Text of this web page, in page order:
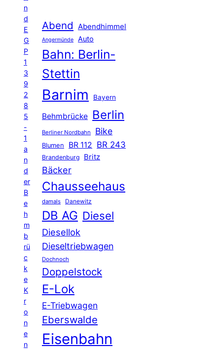
n
d
E
G
P
1
3
9
2
8
5
-
1
a
n
d
er
B
e
h
m
b
rü
c
k
e
K
r
o
n
e
n
Abend Abendhimmel
Angermünde Auto
Bahn: Berlin-
Stettin
Barnim Bayern
Behmbrücke Berlin
Berliner Nordbahn Bike
Blumen BR 112 BR 243
Brandenburg Britz
Bäcker
Chausseehaus
damals Danewitz
DB AG Diesel
Diesellok
Dieseltriebwagen
Dochnoch
Doppelstock
E-Lok
E-Triebwagen
Eberswalde
Eisenbahn